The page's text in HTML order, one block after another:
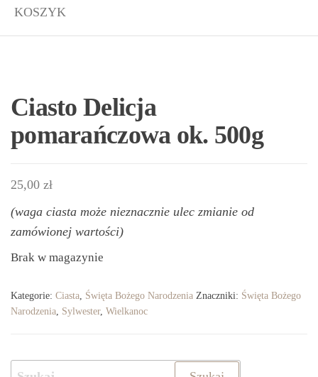
KOSZYK
Ciasto Delicja
pomarańczowa ok. 500g
25,00 zł
(waga ciasta może nieznacznie ulec zmianie od
zamówionej wartości)
Brak w magazynie
Kategorie: Ciasta Święta Bożego Narodzenia Znaczniki: Święta Bożego
Narodzenia Sylwester, Wielkanoc
Szukaj: